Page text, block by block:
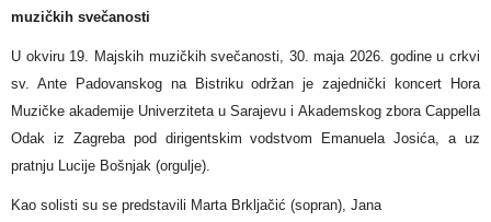
muzičkih svečanosti
U okviru 19. Majskih muzičkih svečanosti, 30. maja 2026. godineu crkvi
sv. Ante Padovanskog na Bistriku održan jezajednički koncert
Hora
Muzičke akademije Univerziteta u Sarajevu i Akademskog zbora Cappella
Odak iz Zagreba pod dirigentskim vodstvom Emanuela Josića, a uz
pratnju Lucije Bošnjak (orgulje).
Kao solisti su se predstavili Marta Brkljačić (sopran), Jana